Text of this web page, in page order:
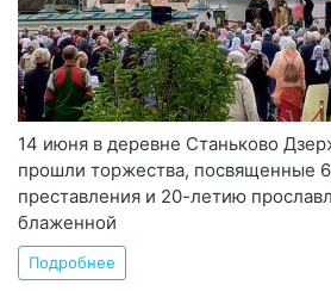
14 июня в деревне Станьково
прошли торжества, посвященные
преставления и 20-летию
блаженной
Подробнее